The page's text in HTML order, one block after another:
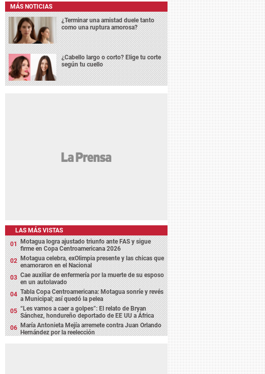
MÁS NOTICIAS
¿Terminar una amistad duele tanto
como una ruptura amorosa?
¿Cabello largo o corto? Elige tu corte
según tu cuello
LAS MÁS VISTAS
Motagua logra ajustado triunfo ante FAS y sigue
firme en Copa Centroamericana 2026
Motagua celebra, exOlimpia presente y las chicas que
enamoraron en el Nacional
Cae auxiliar de enfermería por la muerte de su esposo
en un autolavado
Tabla Copa Centroamericana: Motagua sonríe y revés
a Municipal; así quedó la pelea
“Les vamos a caer a golpes”: El relato de Bryan
Sánchez, hondureño deportado de EE UU a África
María Antonieta Mejía arremete contra Juan Orlando
Hernández por la reelección